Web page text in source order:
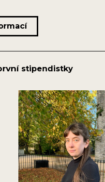
stipendistky